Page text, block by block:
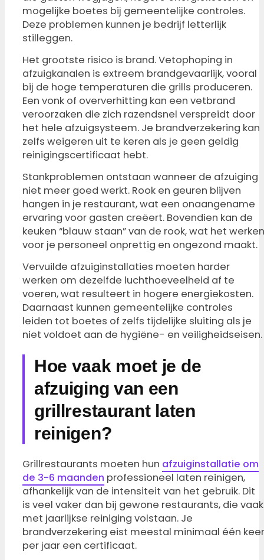
mogelijke boetes bij gemeentelijke controles.
Deze problemen kunnen je bedrijf letterlijk
stilleggen.
Het grootste risico is brand. Vetophoping in
afzuigkanalen is extreem brandgevaarlijk, vooral
bij de hoge temperaturen die grills produceren.
Een vonk of oververhitting kan een vetbrand
veroorzaken die zich razendsnel verspreidt door
het hele afzuigsysteem. Je brandverzekering kan
zelfs weigeren uit te keren als je geen geldig
reinigingscertificaat hebt.
Stankproblemen ontstaan wanneer de afzuiging
niet meer goed werkt. Rook en geuren blijven
hangen in je restaurant, wat een onaangename
ervaring voor gasten creëert. Bovendien kan de
keuken “blauw staan” van de rook, wat het werken
voor je personeel onprettig en ongezond maakt.
Vervuilde afzuiginstallaties moeten harder
werken om dezelfde luchthoeveelheid af te
voeren, wat resulteert in hogere energiekosten.
Daarnaast kunnen gemeentelijke controles
leiden tot boetes of zelfs tijdelijke sluiting als je
niet voldoet aan de hygiëne- en veiligheidseisen.
Hoe vaak moet je de
afzuiging van een
grillrestaurant laten
reinigen?
Grillrestaurants moeten hun afzuiginstallatie om
de 3-6 maanden professioneel laten reinigen,
afhankelijk van de intensiteit van het gebruik. Dit
is veel vaker dan bij gewone restaurants, die vaak
met jaarlijkse reiniging volstaan. Je
brandverzekering eist meestal minimaal één keer
per jaar een certificaat.